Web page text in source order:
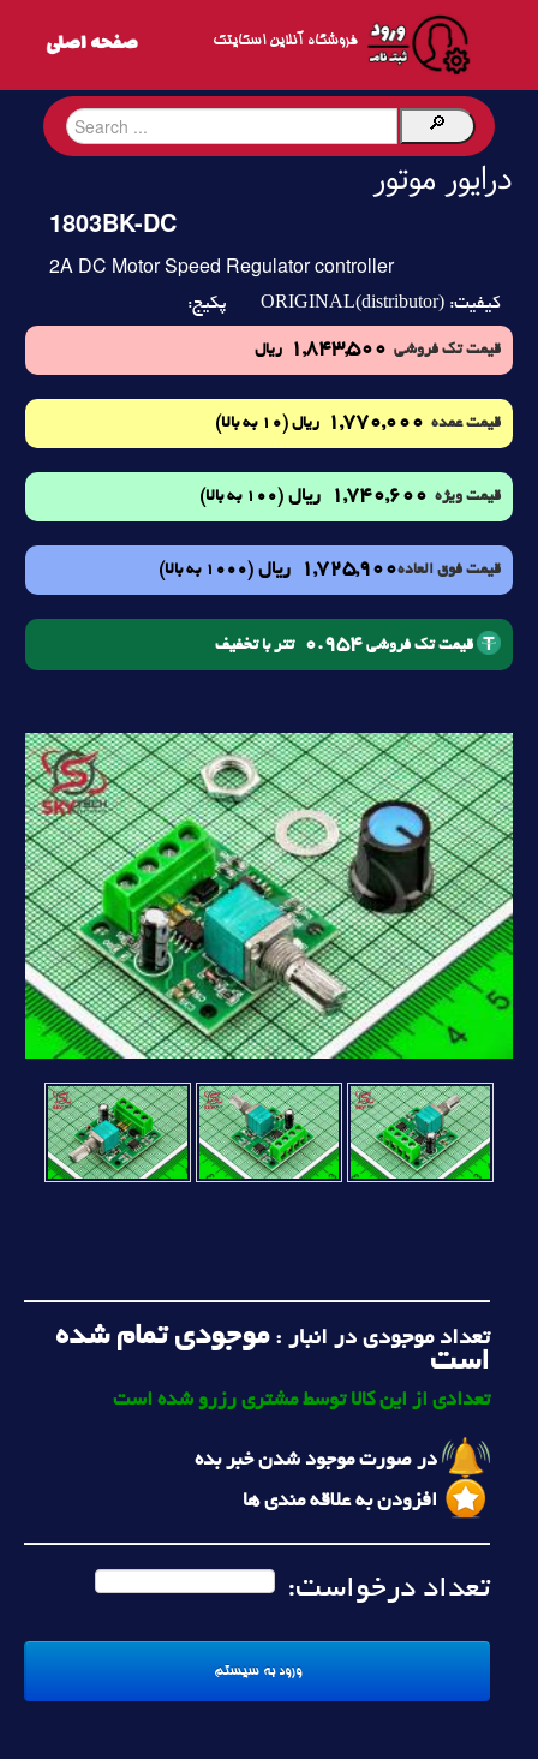
فروشگاه آنلاین اسکایتک
درایور موتور
1803BK-DC
2A DC Motor Speed Regulator controller
کیفیت: ORIGINAL(distributor) پکیج:
قیمت تک فروشی 1,843,500 ریال
قیمت عمده 1,770,000 ریال (10 به بالا)
قیمت ویژه 1,740,600 ریال (100 به بالا)
قیمت فوق العاده1,725,900 ریال (1000 به بالا)
قیمت تک فروشی 0.954 تتر با تخفیف
تعداد موجودی در انبار :موجودی تمام شده
است
تعدادی از این کالا توسط مشتری رزرو شده است
در صورت موجود شدن خبر بده
افزودن به علاقه مندی ها
تعداد درخواست: